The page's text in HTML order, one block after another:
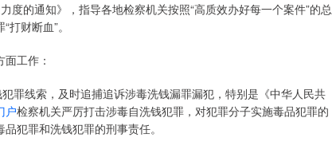
的通知》，指导各地检察机关按照“高质效办好每一个案件”的总
财断血”。
工作：
罪线索，及时追捕追诉涉毒洗钱漏罪漏犯，特别是《中华人民共
户检察机关严厉打击涉毒自洗钱犯罪，对犯罪分子实施毒品犯罪的
犯罪和洗钱犯罪的刑事责任。